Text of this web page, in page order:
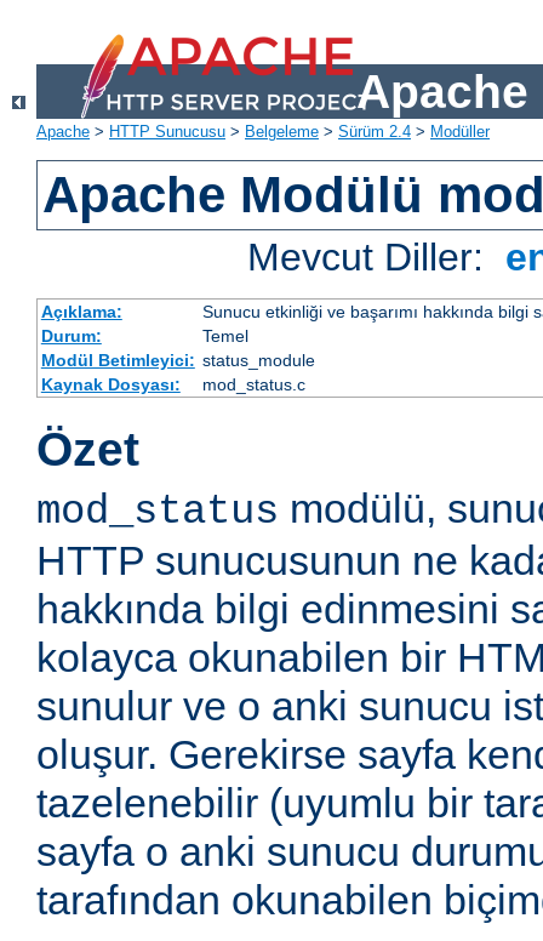
Apache
Apache > HTTP Sunucusu > Belgeleme > Sürüm 2.4 > Modüller
Apache Modülü
Mevcut Diller:
Açıklama:
Sunucu etkinliği ve başarımı hakkında bilgi
Durum:
Temel
Modül Betimleyici: status_module
Kaynak Dosyası:
mod_status.c
Özet
mod_status modülü,
HTTP sunucusunun ne
hakkında bilgi edinmesini
kolayca okunabilen bir
sunulur ve o anki sunucu
oluşur. Gerekirse sayfa
tazelenebilir (uyumlu bir
sayfa o anki sunucu
tarafından okunabilen